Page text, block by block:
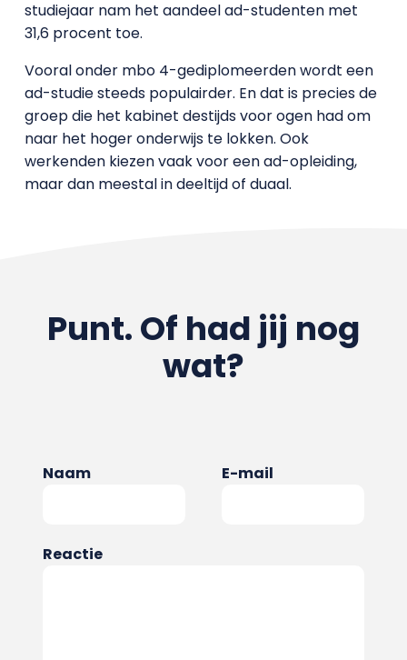
studiejaar nam het aandeel ad-studenten met
31,6 procent toe.
Vooral onder mbo 4-gediplomeerden wordt een
ad-studie steeds populairder. En dat is precies de
groep die het kabinet destijds voor ogen had om
naar het hoger onderwijs te lokken. Ook
werkenden kiezen vaak voor een ad-opleiding,
maar dan meestal in deeltijd of duaal.
Punt. Of had jij nog
wat?
Naam E-mail
Reactie